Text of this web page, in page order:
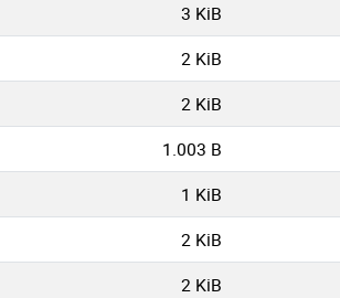
3 KiB
2 KiB
2 KiB
1.003 B
1 KiB
2 KiB
2 KiB